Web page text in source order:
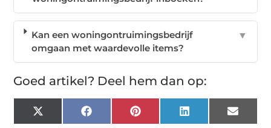
Kan een woningontruimingsbedrijf
omgaan met waardevolle items?
▼
Goed artikel? Deel hem dan op:
X
(Twitter)
FacebookPinterest LinkedIn Email